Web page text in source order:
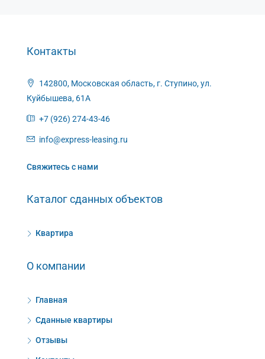
Контакты
142800, Московская область, г. Ступино, ул.
Куйбышева, 61А
+7 (926) 274-43-46
info@express-leasing.ru
Свяжитесь с нами
Каталог сданных объектов
Квартира
О компании
Главная
Сданные квартиры
Отзывы